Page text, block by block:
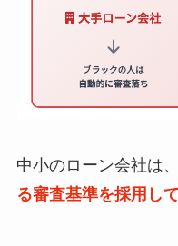
中小のローン会社は、
る審査基準を採用し